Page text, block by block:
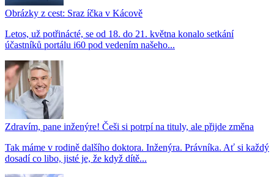
Obrázky z cest: Sraz íčka v Kácově
Letos, už potřinácté, se od 18. do 21. května konalo setkání
účastníků portálu i60 pod vedením našeho...
Zdravím, pane inženýre! Češi si potrpí na tituly, ale přijde změna
Tak máme v rodině dalšího doktora. Inženýra. Právníka. Ať si každý
dosadí co libo, jisté je, že když dítě...